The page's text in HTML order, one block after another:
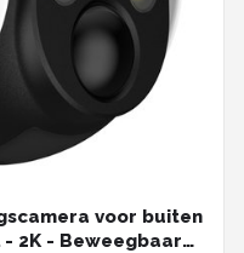
voor buiten
2K - Beweegbaar